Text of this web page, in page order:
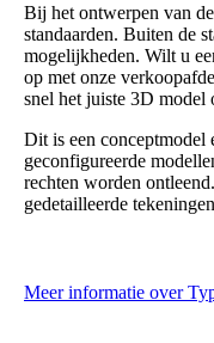
Bij het ontwerpen van
standaarden. Buiten de
mogelijkheden. Wilt u
op met onze
snel het juiste 3D model
Dit is een conceptmodel
geconfigureerde
rechten worden
gedetailleerde
Meer informatie over